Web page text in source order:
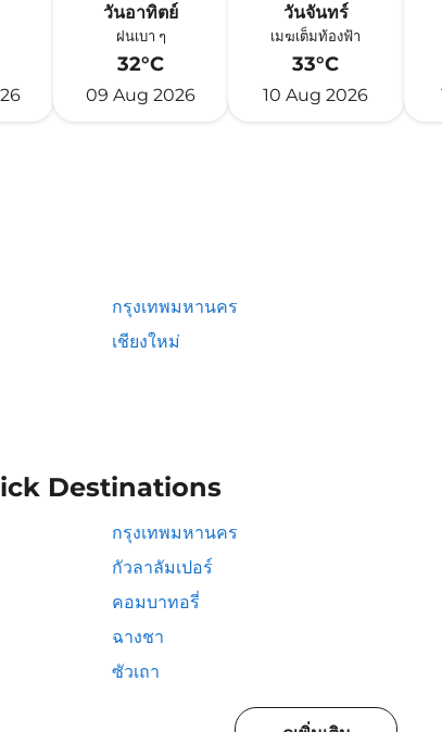
วันอาทิตย์
ฝนเบา ๆ
32°C
09 Aug 2026
วันจันทร์
เมฆเต็มท้องฟ้า
33°C
10 Aug 2026
กรุงเทพมหานคร
เชียงใหม่
Destinations
กรุงเทพมหานคร
กัวลาลัมเปอร์
คอมบาทอรี่
ฉางชา
ซัวเถา